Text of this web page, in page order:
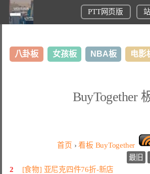
PTT网页版
八卦板 女孩板 NBA板 电影
BuyTogether
首页 › 看板 BuyTogether
最旧
2
[食物] 亚尼克四件76折-新店